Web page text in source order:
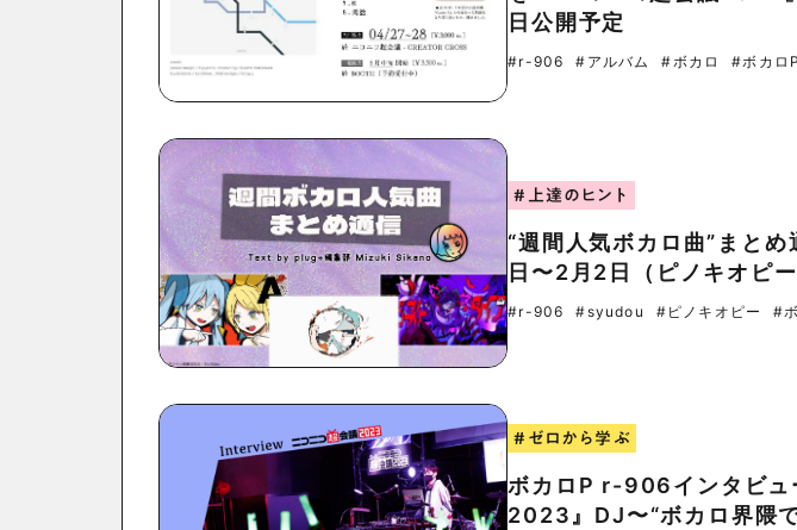
日公開予定
#r-906 #アルバム #ボカロ #ボカロP
#上達のヒント
“週間人気ボカロ曲”まと
日〜2月2日（ピノキオピ
#r-906 #syudou #ピノキオピー #
#ゼロから学ぶ
ボカロP r-906インタビュ
2023』DJ〜“ボカロ界隈